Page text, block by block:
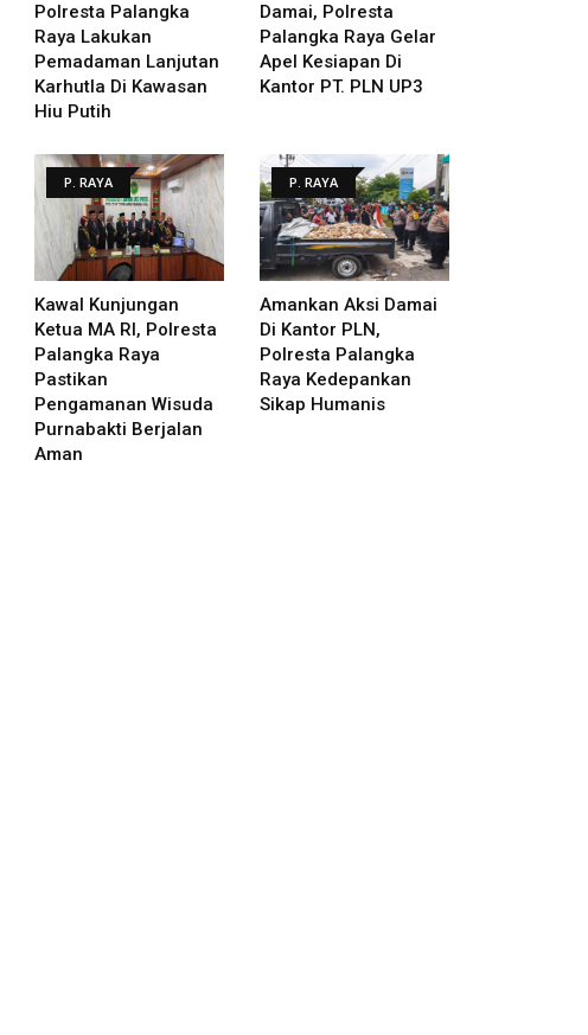
Polresta Palangka
Raya Lakukan
Pemadaman Lanjutan
Karhutla Di Kawasan
Hiu Putih
Damai, Polresta
Palangka Raya Gelar
Apel Kesiapan Di
Kantor PT. PLN UP3
P. RAYA
Kawal Kunjungan
Ketua MA RI, Polresta
Palangka Raya
Pastikan
Pengamanan Wisuda
Purnabakti Berjalan
Aman
P. RAYA
Amankan Aksi Damai
Di Kantor PLN,
Polresta Palangka
Raya Kedepankan
Sikap Humanis